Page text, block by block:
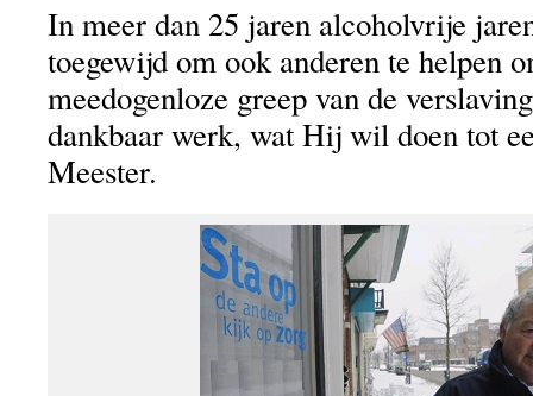
In meer dan 25 jaren alcoholvrije
toegewijd om ook anderen te helpen
meedogenloze greep van de
dankbaar werk, wat Hij wil doen tot
Meester.